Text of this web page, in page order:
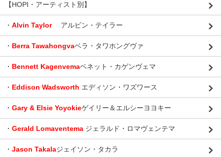
【HOPI・アーティスト別】
・ Alvin Taylor アルビン・テイラー
・ Berra Tawahongvaベラ・タワホングヴァ
・ Bennett Kagenvemaベネット・カゲンヴェマ
・ Eddison Wadsworth エディソン・ワズワース
・ Gary & Elsie Yoyokieゲイリー＆エルシーヨヨキー
・ Gerald Lomaventema ジェラルド・ロマヴェンテマ
・ Jason Takalaジェイソン・タカラ